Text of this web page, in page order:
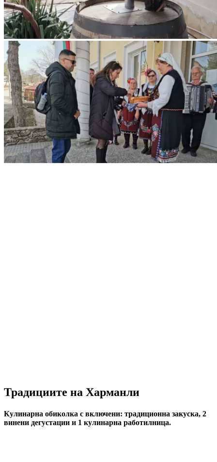
Традициите на Харманли
Кулинарна обиколка с включени: традиционна закуска, 2
винени дегустации и 1 кулинарна работилница.